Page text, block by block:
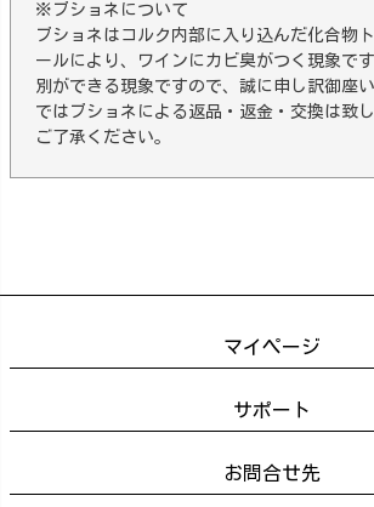
※ブショネについて
ブショネはコルク内部に入り込んだ化合物
ールにより、ワインにカビ臭がつく現象で
別ができる現象ですので、誠に申し訳御座
ではブショネによる返品・返金・交換は致
ご了承ください。
マイページ
サポート
お問合せ先